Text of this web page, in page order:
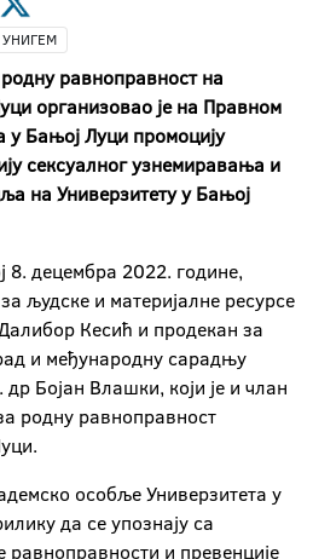
УНИГЕМ
равноправност на
организовао је на Правном
у Бањој Луци промоцију
сексуалног узнемиравања и
на Универзитету у Бањој
8. децембра 2022. године,
људске и материјалне ресурсе
Кесић и продекан за
и међународну сарадњу
Бојан Влашки, који је и члан
родну равноправност
особље Универзитета у
да се упознају са
и превенције